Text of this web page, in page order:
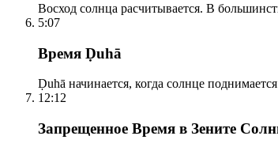
Восход солнца расчитывается. В
5:07
Время Ḍuhā
Ḍuhā начинается, когда солнце
12:12
Запрещенное Время в Зените